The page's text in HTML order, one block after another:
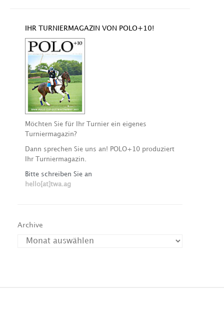
IHR TURNIERMAGAZIN VON POLO+10!
Möchten Sie für Ihr Turnier ein eigenes
Turniermagazin?
Dann sprechen Sie uns an! POLO+10 produziert
Ihr Turniermagazin.
Bitte schreiben Sie an
hello[at]twa.ag
Archive